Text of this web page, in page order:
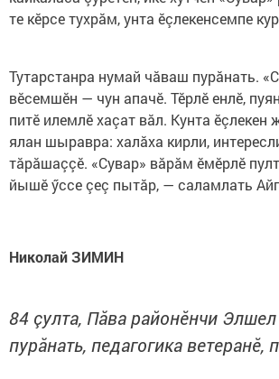
те кӗрсе тухрăм, унта ӗçлекенсемпе
Тутарстанра нумай чăваш пурăнать.
вӗсемшӗн — чун апачӗ. Тӗрлӗ енлӗ,
питӗ илемлӗ хаçат вăл. Кунта ӗçлекен
ялан шыравра: халăха кирли,
тăрăшаççӗ. «Сувар» вăрăм ӗмӗрлӗ
йышӗ ӳссе çеç пытăр, — саламлать
Николай ЗИМИН
84 çулта, Пăва районӗнчи
пурăнать, педагогика ветеранӗ,